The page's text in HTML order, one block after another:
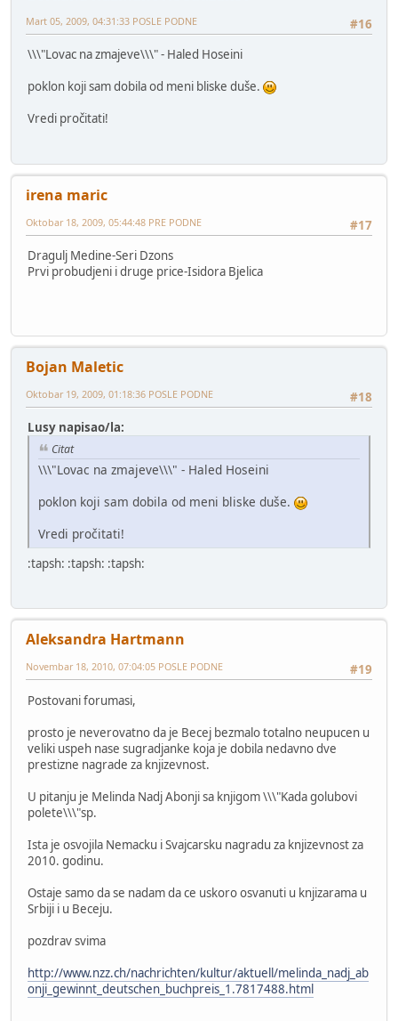
#16
Mart 05, 2009, 04:31:33 POSLE PODNE
\\\"Lovac na zmajeve\\\" - Haled Hoseini
poklon koji sam dobila od meni bliske duše.
Vredi pročitati!
irena maric
#17
Oktobar 18, 2009, 05:44:48 PRE PODNE
Dragulj Medine-Seri Dzons
Prvi probudjeni i druge price-Isidora Bjelica
Bojan Maletic
#18
Oktobar 19, 2009, 01:18:36 POSLE PODNE
Lusy napisao/la:
Citat
\\\"Lovac na zmajeve\\\" - Haled Hoseini
poklon koji sam dobila od meni bliske duše.
Vredi pročitati!
:tapsh: :tapsh: :tapsh:
Aleksandra Hartmann
#19
Novembar 18, 2010, 07:04:05 POSLE PODNE
Postovani forumasi,
prosto je neverovatno da je Becej bezmalo totalno neupucen u
veliki uspeh nase sugradjanke koja je dobila nedavno dve
prestizne nagrade za knjizevnost.
U pitanju je Melinda Nadj Abonji sa knjigom \\\"Kada golubovi
polete\\\"sp.
Ista je osvojila Nemacku i Svajcarsku nagradu za knjizevnost za
2010. godinu.
Ostaje samo da se nadam da ce uskoro osvanuti u knjizarama u
Srbiji i u Beceju.
pozdrav svima
http://www.nzz.ch/nachrichten/kultur/aktuell/melinda_nadj_ab
onji_gewinnt_deutschen_buchpreis_1.7817488.html